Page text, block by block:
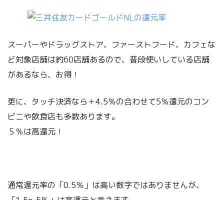
スーパーやドラッグストア、ファーストフード、カフェな
ど対象店舗は約60店舗あるので、普段使いしている店舗
があるなら、お得！
更に、タッチ決済なら＋4.5％の合わせて5％還元のコン
ビニや飲食店も多数あります。
５％は高還元！
通常還元率の「0.5％」は高い数字ではありませんが、